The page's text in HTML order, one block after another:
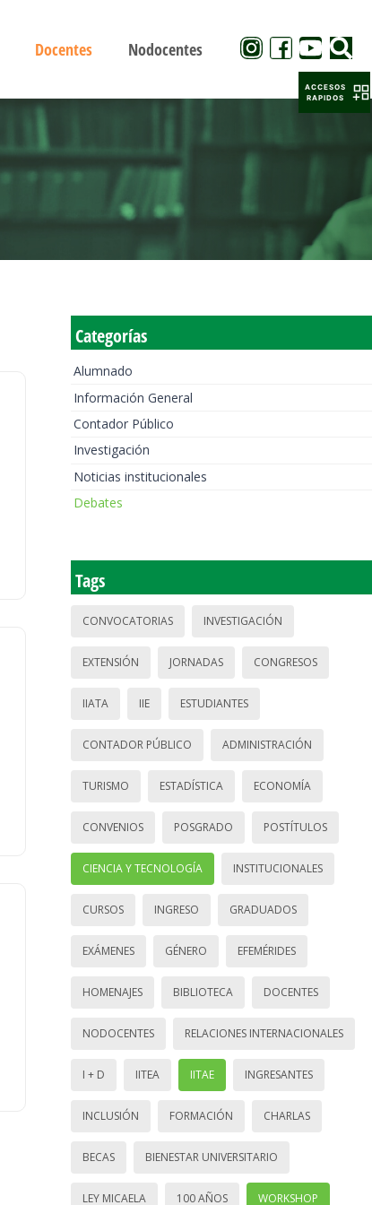
Docentes Nodocentes
Categorías
Alumnado
Información General
Contador Público
Investigación
Noticias institucionales
Debates
Tags
CONVOCATORIAS INVESTIGACIÓN
EXTENSIÓN JORNADAS CONGRESOS
IIATA IIE ESTUDIANTES
CONTADOR PÚBLICO ADMINISTRACIÓN
TURISMO ESTADÍSTICA ECONOMÍA
CONVENIOS POSGRADO POSTÍTULOS
CIENCIA Y TECNOLOGÍA INSTITUCIONALES
CURSOS INGRESO GRADUADOS
EXÁMENES GÉNERO EFEMÉRIDES
HOMENAJES BIBLIOTECA DOCENTES
NODOCENTES RELACIONES INTERNACIONALES
I + D IITEA IITAE INGRESANTES
INCLUSIÓN FORMACIÓN CHARLAS
BECAS BIENESTAR UNIVERSITARIO
LEY MICAELA 100 AÑOS WORKSHOP
ACCESOS
RAPIDOS